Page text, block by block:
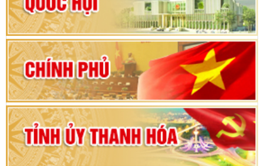
Hướng dẫn quy trình bỏ phiếu bầu cử ĐBQH
khoá XVI và đại biểu HĐND các cấp nhiệm kỳ
2026-2031
80 năm Quốc hội Việt Nam: vì lợi ích Nhân dân,
vì sự phát triển của đất nước
Bộ Chính trị duyệt nội dung Đại hội đại biểu
Đảng bộ tỉnh Thanh Hóa lần thứ XX, nhiệm kỳ
2025 - 2030
Đại hội đại biểu Đảng bộ xã Yên Thọ lần thứ I,
nhiệm kỳ 2025 – 2030